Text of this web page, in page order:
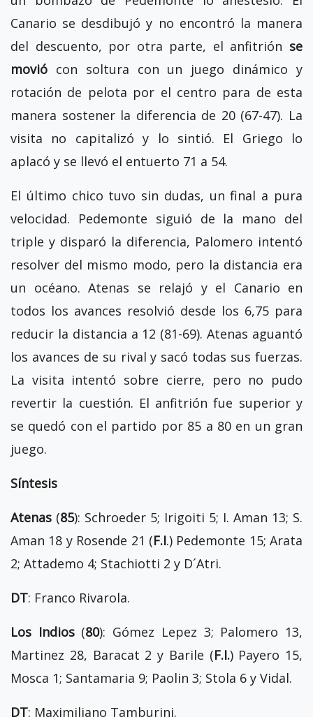
Canario se desdibujó y no encontró la manera
del descuento, por otra parte, el anfitrión se
movió con soltura con un juego dinámico y
rotación de pelota por el centro para de esta
manera sostener la diferencia de 20 (67-47). La
visita no capitalizó y lo sintió. El Griego lo
aplacó y se llevó el entuerto 71 a 54.
El último chico tuvo sin dudas, un final a pura
velocidad. Pedemonte siguió de la mano del
triple y disparó la diferencia, Palomero intentó
resolver del mismo modo, pero la distancia era
un océano. Atenas se relajó y el Canario en
todos los avances resolvió desde los 6,75 para
reducir la distancia a 12 (81-69). Atenas aguantó
los avances de su rival y sacó todas sus fuerzas.
La visita intentó sobre cierre, pero no pudo
revertir la cuestión. El anfitrión fue superior y
se quedó con el partido por 85 a 80 en un gran
juego.
Síntesis
Atenas (85): Schroeder 5; Irigoiti 5; I. Aman 13; S.
Aman 18 y Rosende 21 (F.I.) Pedemonte 15; Arata
2; Attademo 4; Stachiotti 2 y D´Atri.
DT: Franco Rivarola.
Los Indios (80): Gómez Lepez 3; Palomero 13,
Martinez 28, Baracat 2 y Barile (F.I.) Payero 15,
Mosca 1; Santamaria 9; Paolin 3; Stola 6 y Vidal.
DT: Maximiliano Tamburini.